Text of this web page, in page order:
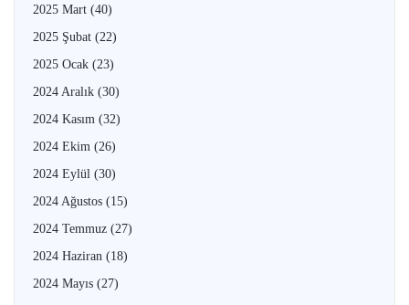
2025 Mart (40)
2025 Şubat (22)
2025 Ocak (23)
2024 Aralık (30)
2024 Kasım (32)
2024 Ekim (26)
2024 Eylül (30)
2024 Ağustos (15)
2024 Temmuz (27)
2024 Haziran (18)
2024 Mayıs (27)